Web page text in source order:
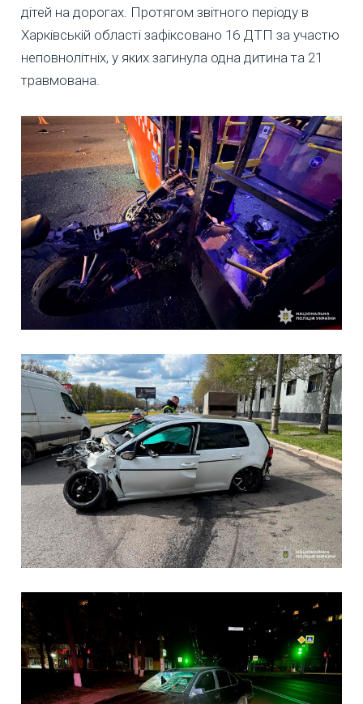
дітей на дорогах. Протягом звітного періоду в
Харківській області зафіксовано 16 ДТП за участю
неповнолітніх, у яких загинула одна дитина та 21
травмована.